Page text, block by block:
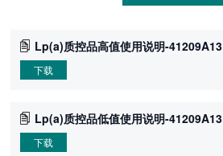
Lp(a)质控品高值使用说明-41209A13
下载
Lp(a)质控品低值使用说明-41209A13
下载